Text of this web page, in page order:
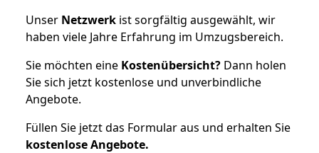
Unser Netzwerk ist sorgfältig ausgewählt, wir
haben viele Jahre Erfahrung im Umzugsbereich.
Sie möchten eine Kostenübersicht? Dann holen
Sie sich jetzt kostenlose und unverbindliche
Angebote.
Füllen Sie jetzt das Formular aus und erhalten Sie
kostenloseAngebote.